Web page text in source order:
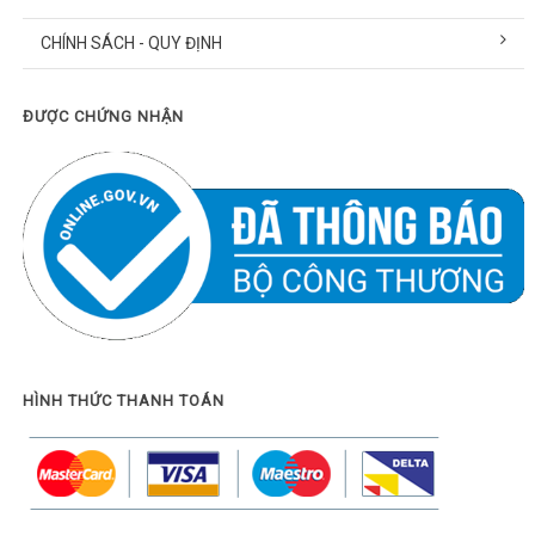
CHÍNH SÁCH - QUY ĐỊNH
ĐƯỢC CHỨNG NHẬN
HÌNH THỨC THANH TOÁN